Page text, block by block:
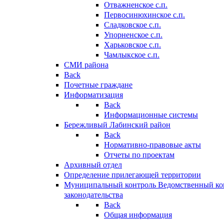
Отважненское с.п.
Первосинюхинское с.п.
Сладковское с.п.
Упорненское с.п.
Харьковское с.п.
Чамлыкское с.п.
СМИ района
Back
Почетные граждане
Информатизация
Back
Информационные системы
Бережливый Лабинский район
Back
Нормативно-правовые акты
Отчеты по проектам
Архивный отдел
Определение прилегающей территории
Муниципальный контроль Ведомственный
законодательства
Back
Общая информация